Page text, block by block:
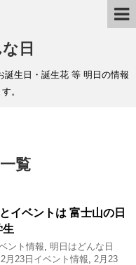
日
誕生日・誕生花 等 明日の情報
。
覧
イベントは 富士山の日
生
ント情報
明日はどんな日
2月23日イベント情報
2月23